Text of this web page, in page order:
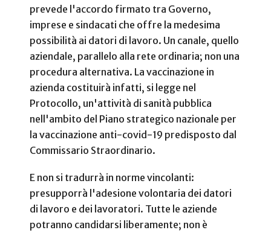
prevede l'accordo firmato tra Governo,
imprese e sindacati che offre la medesima
possibilità ai datori di lavoro. Un canale, quello
aziendale, parallelo alla rete ordinaria; non una
procedura alternativa. La vaccinazione in
azienda costituirà infatti, si legge nel
Protocollo, un'attività di sanità pubblica
nell'ambito del Piano strategico nazionale per
la vaccinazione anti-covid-19 predisposto dal
Commissario Straordinario.
E non si tradurrà in norme vincolanti:
presupporrà l'adesione volontaria dei datori
di lavoro e dei lavoratori. Tutte le aziende
potranno candidarsi liberamente; non è